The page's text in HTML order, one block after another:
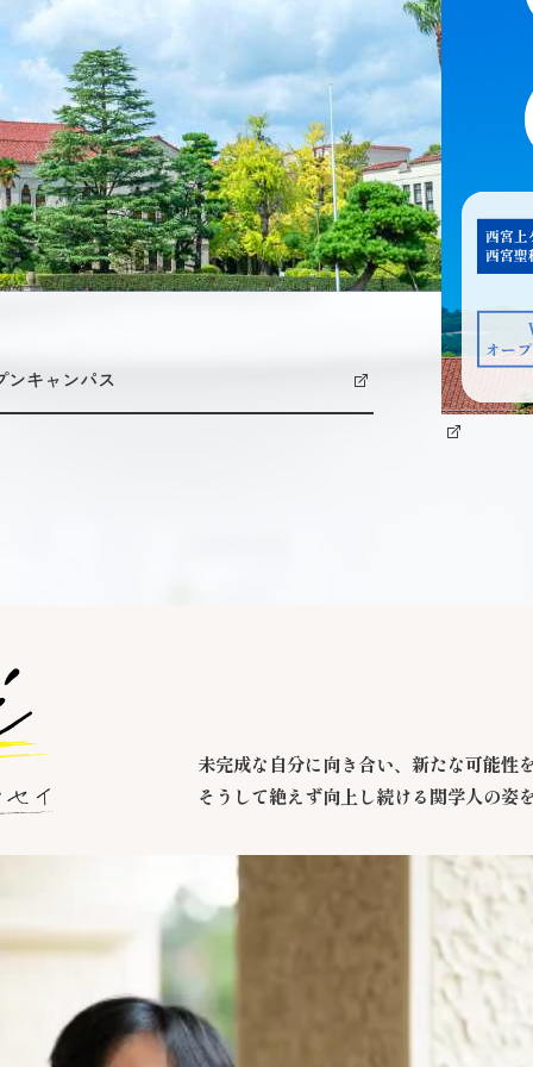
ンキャンパス
未完成な自分に向き合い、新たな可能性
そうして絶えず向上し続ける関学人の姿